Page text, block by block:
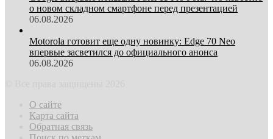
о новом складном смартфоне перед презентацией
06.08.2026
Motorola готовит еще одну новинку: Edge 70 Neo
впервые засветился до официального анонса
06.08.2026
О сайте
Карта сайта
Обратная связь